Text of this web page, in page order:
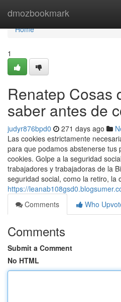
dmozbookmark
Home
Home
1
Renatep Cosas
saber antes de
judyr876bpd0 271 days ago
Las cookies estrictamente
para que podamos abstenerse tus
cookies. Golpe a la seguridad
trabajadores y trabajadoras de la
seguridad social, como la retiro, la
https://
Comments
Who
Comments
Submit a Comment
No HTML